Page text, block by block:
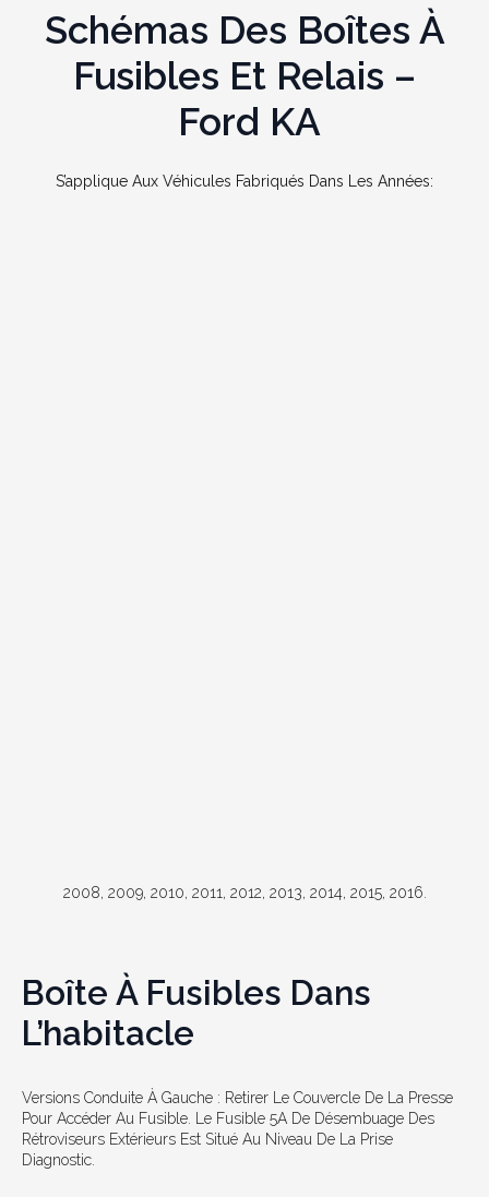
Schémas Des Boîtes À
Fusibles Et Relais –
Ford KA
S’applique Aux Véhicules Fabriqués Dans Les Années:
2008, 2009, 2010, 2011, 2012, 2013, 2014, 2015, 2016.
Boîte À Fusibles Dans
L’habitacle
Versions Conduite À Gauche : Retirer Le Couvercle De La Presse
Pour Accéder Au Fusible. Le Fusible 5A De Désembuage Des
Rétroviseurs Extérieurs Est Situé Au Niveau De La Prise
Diagnostic.